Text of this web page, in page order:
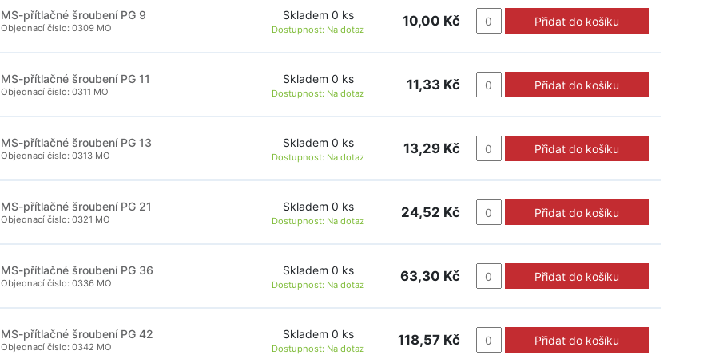
MS-přítlačné šroubení PG 9
Objednací číslo: 0309 MO
Skladem 0 ks
Dostupnost: Na dotaz
10,00 Kč Přidat do košíku
MS-přítlačné šroubení PG 11
Objednací číslo: 0311 MO
Skladem 0 ks
Dostupnost: Na dotaz
11,33 Kč Přidat do košíku
MS-přítlačné šroubení PG 13
Objednací číslo: 0313 MO
Skladem 0 ks
Dostupnost: Na dotaz
13,29 Kč Přidat do košíku
MS-přítlačné šroubení PG 21
Objednací číslo: 0321 MO
Skladem 0 ks
Dostupnost: Na dotaz
24,52 Kč Přidat do košíku
MS-přítlačné šroubení PG 36
Objednací číslo: 0336 MO
Skladem 0 ks
Dostupnost: Na dotaz
63,30 Kč Přidat do košíku
MS-přítlačné šroubení PG 42
Objednací číslo: 0342 MO
Skladem 0 ks
Dostupnost: Na dotaz
118,57 Kč Přidat do košíku